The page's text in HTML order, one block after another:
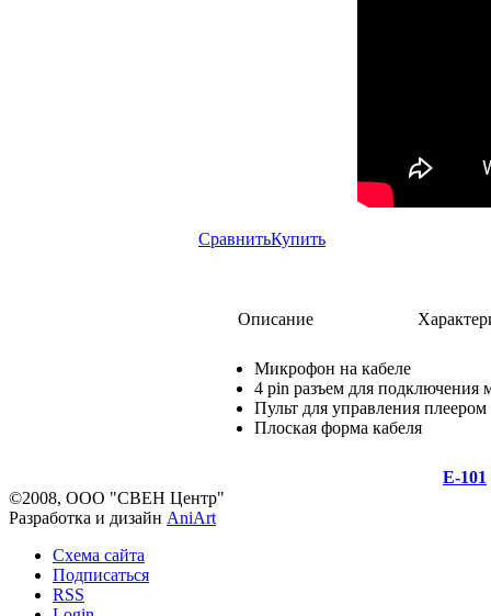
СравнитьКупить
Описание
Микрофон на кабеле
4 pin разъем для подключения
Пульт для управления плеером
Плоская форма кабеля
E-101
©2008, ООО "СВЕН Центр"
Разработка и дизайн AniArt
Схема сайта
Подписаться
RSS